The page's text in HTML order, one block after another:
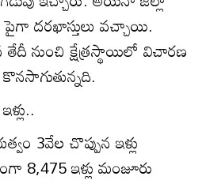
పైగా దరఖాస్తులు వచ్చాయి.
నుంచి క్షేత్రస్థాయిలో విచారణ
3వేల చొప్పున ఇళ్లు
8,475 ఇళ్లు మంజూరు